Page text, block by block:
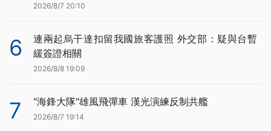
2026/8/7 20:10
6
連兩起烏干達扣留我國旅客護照 外交部：疑與台暫
緩簽證相關
2026/8/8 19:09
7 "海鋒大隊"雄風飛彈車 漢光演練反制共艦
2026/8/7 19:14